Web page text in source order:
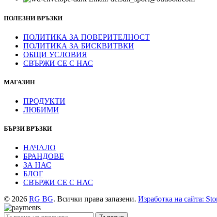
ПОЛЕЗНИ ВРЪЗКИ
ПОЛИТИКА ЗА ПОВЕРИТЕЛНОСТ
ПОЛИТИКА ЗА БИСКВИТВКИ
ОБЩИ УСЛОВИЯ
СВЪРЖИ СЕ С НАС
МАГАЗИН
ПРОДУКТИ
ЛЮБИМИ
БЪРЗИ ВРЪЗКИ
НАЧАЛО
БРАНДОВЕ
ЗА НАС
БЛОГ
СВЪРЖИ СЕ С НАС
© 2026 RG BG. Всички права запазени. Изработка на сайта: